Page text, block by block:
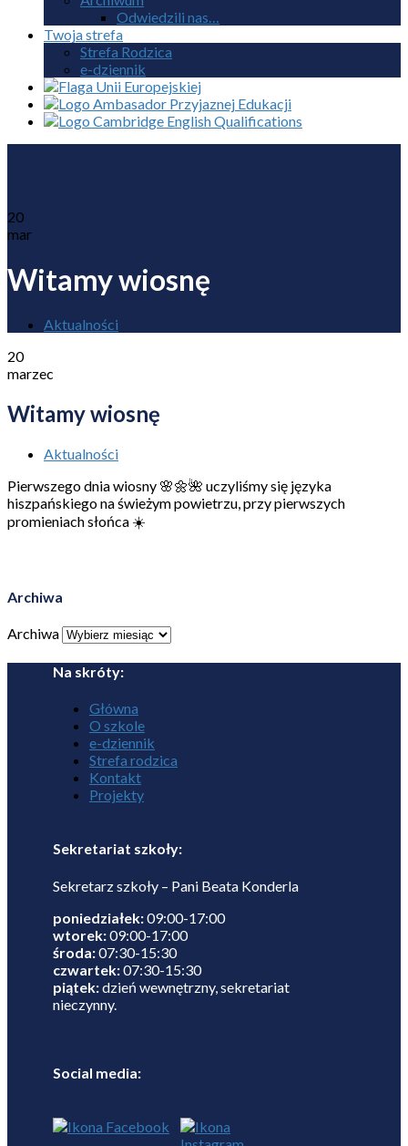
Odwiedzili nas…
Twoja strefa
Strefa Rodzica
e-dziennik
20
mar
Witamy wiosnę
Aktualności
20
marzec
Witamy wiosnę
Aktualności
Pierwszego dnia wiosny 🌸🌼🌺 uczyliśmy się języka
hiszpańskiego na świeżym powietrzu, przy pierwszych
promieniach słońca ☀️
Archiwa
Archiwa
Na skróty:
Główna
O szkole
e-dziennik
Strefa rodzica
Kontakt
Projekty
Sekretariat szkoły:
Sekretarz szkoły – Pani Beata Konderla
poniedziałek:09:00-17:00
wtorek:09:00-17:00
środa:07:30-15:30
czwartek:07:30-15:30
piątek:dzień wewnętrzny, sekretariat
nieczynny.
Social media: